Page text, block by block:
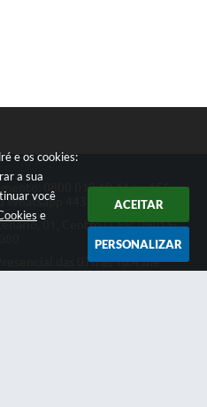
e os cookies:
a sua
você
e
ACEITAR
PERSONALIZAR
0800 019 19 44 ou 156
Whatsapp 4433-0123
01, Centro | CEP: 09015-
das 07h as 18:45he